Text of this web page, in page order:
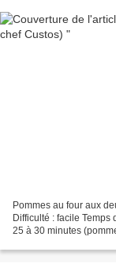
Pommes au four aux
Difficulté : facile Temps
25 à 30 minutes